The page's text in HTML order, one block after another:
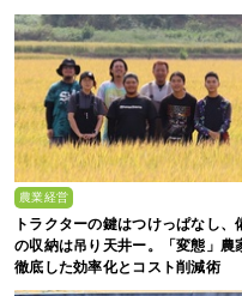
の若者たち
農業経営
トラクターの鍵はつけっぱなし、
の収納は吊り天井ー。「変態」農
徹底した効率化とコスト削減術